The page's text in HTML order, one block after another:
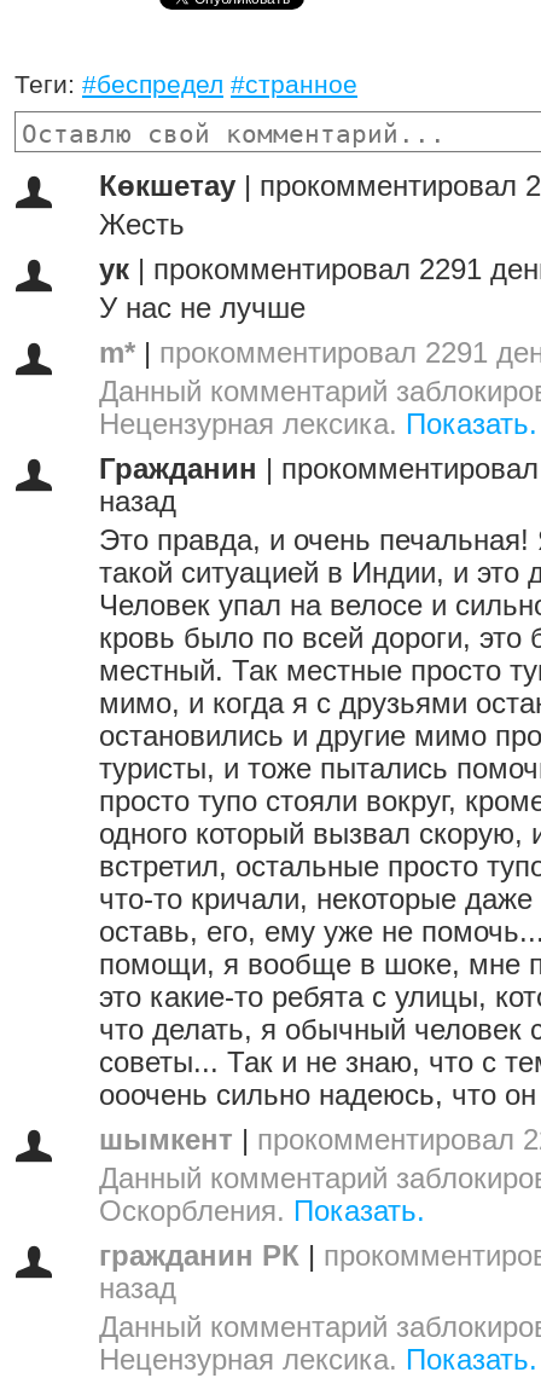
Теги: #беспредел #странное
Көкшетау
прокомментировал
Жесть
ук
прокомментировал 2291
У нас не лучше
m*
прокомментировал 2291
Данный комментарий
Нецензурная лексика. Показать.
Гражданин
назад
Это правда, и очень печальная!
такой ситуацией в Индии, и это
Человек упал на велосе и
кровь было по всей дороги, это
местный. Так местные просто
мимо, и когда я с друзьями
остановились и другие мимо
туристы, и тоже пытались
просто тупо стояли вокруг,
одного который вызвал скорую,
встретил, остальные просто
что-то кричали, некоторые
оставь, его, ему уже не
помощи, я вообще в шоке, мне
это какие-то ребята с улицы,
что делать, я обычный человек
советы... Так и не знаю, что с
ооочень сильно надеюсь, что
шымкент
прокомментировал
Данный комментарий
Оскорбления. Показать.
гражданин РК
назад
Данный комментарий
Нецензурная лексика. Показать.